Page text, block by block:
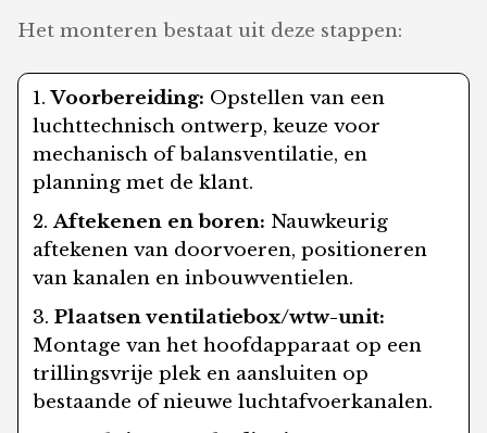
Het monteren bestaat uit deze stappen:
Voorbereiding: Opstellen van een
luchttechnisch ontwerp, keuze voor
mechanisch of balansventilatie, en
planning met de klant.
Aftekenen en boren: Nauwkeurig
aftekenen van doorvoeren, positioneren
van kanalen en inbouwventielen.
Plaatsen ventilatiebox/wtw-unit:
Montage van het hoofdapparaat op een
trillingsvrije plek en aansluiten op
bestaande of nieuwe luchtafvoerkanalen.